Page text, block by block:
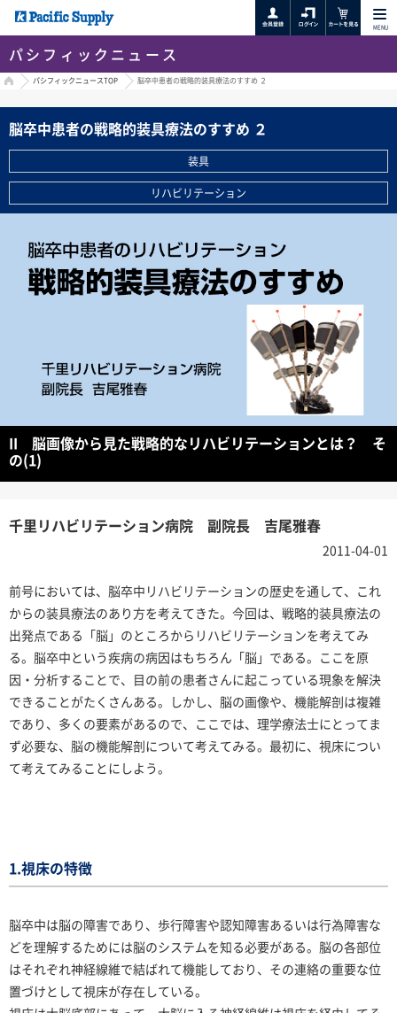
MENU
パシフィックニュース
HOMEパシフィックニュースTOP 脳卒中患者の戦略的装具療法のすすめ ２
脳卒中患者の戦略的装具療法のすすめ ２
装具
リハビリテーション
II 脳画像から見た戦略的なリハビリテーションとは？ そ
の(1)
千里リハビリテーション病院 副院長 吉尾雅春
2011-04-01
前号においては、脳卒中リハビリテーションの歴史を通して、これ
からの装具療法のあり方を考えてきた。今回は、戦略的装具療法の
出発点である「脳」のところからリハビリテーションを考えてみ
る。脳卒中という疾病の病因はもちろん「脳」である。ここを原
因・分析することで、目の前の患者さんに起こっている現象を解決
できることがたくさんある。しかし、脳の画像や、機能解剖は複雑
であり、多くの要素があるので、ここでは、理学療法士にとってま
ず必要な、脳の機能解剖について考えてみる。最初に、視床につい
て考えてみることにしよう。
1.視床の特徴
脳卒中は脳の障害であり、歩行障害や認知障害あるいは行為障害な
どを理解するためには脳のシステムを知る必要がある。脳の各部位
はそれぞれ神経線維で結ばれて機能しており、その連絡の重要な位
置づけとして視床が存在している。